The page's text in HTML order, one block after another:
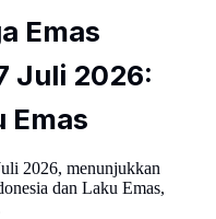
Emas
Juli 2026:
Emas
2026, menunjukkan
dan Laku Emas,